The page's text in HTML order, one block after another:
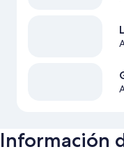
Información